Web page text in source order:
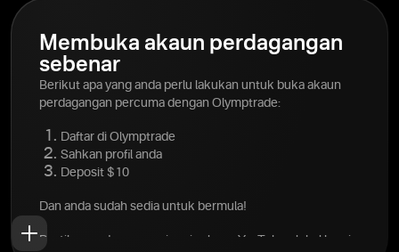
Membuka akaun perdagangan
sebenar
Berikut apa yang anda perlu lakukan untuk buka akaun
perdagangan percuma dengan Olymptrade:
Daftar di Olymptrade
Sahkan profil anda
Deposit $10
Dan anda sudah sedia untuk bermula!
Pastikan anda mengunjungi saluran YouTube global kami